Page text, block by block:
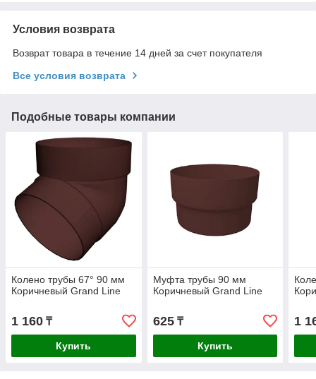
Условия возврата
Возврат товара в течение 14 дней за счет покупателя
Все условия возврата
Подобные товары компании
Колено трубы 67° 90 мм
Коричневый Grand Line
1 160 ₸
Купить
Муфта трубы 90 мм
Коричневый Grand Line
625₸
Купить
1